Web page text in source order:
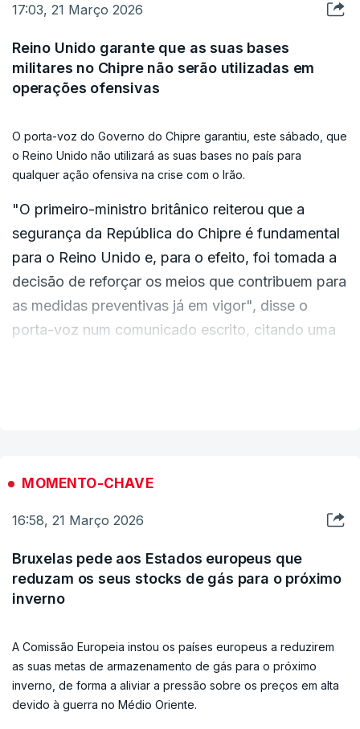
17:03, 21 Março 2026
Reino Unido garante que as suas bases
militares no Chipre não serão utilizadas em
operações ofensivas
O porta-voz do Governo do Chipre garantiu, este sábado, que
o Reino Unido não utilizará as suas bases no país para
qualquer ação ofensiva na crise com o Irão.
"O primeiro-ministro britânico reiterou que a
segurança da República do Chipre é fundamental
para o Reino Unido e, para o efeito, foi tomada a
decisão de reforçar os meios que contribuem para
as medidas preventivas já em vigor", disse o
porta-voz num comunicado escrito, citando uma
bases britânicas no Chipre não serão utilizadas
MOMENTO-CHAVE
16:58, 21 Março 2026
Bruxelas pede aos Estados europeus que
reduzam os seus stocks de gás para o próximo
inverno
A Comissão Europeia instou os países europeus a reduzirem
as suas metas de armazenamento de gás para o próximo
inverno, de forma a aliviar a pressão sobre os preços em alta
devido à guerra no Médio Oriente.